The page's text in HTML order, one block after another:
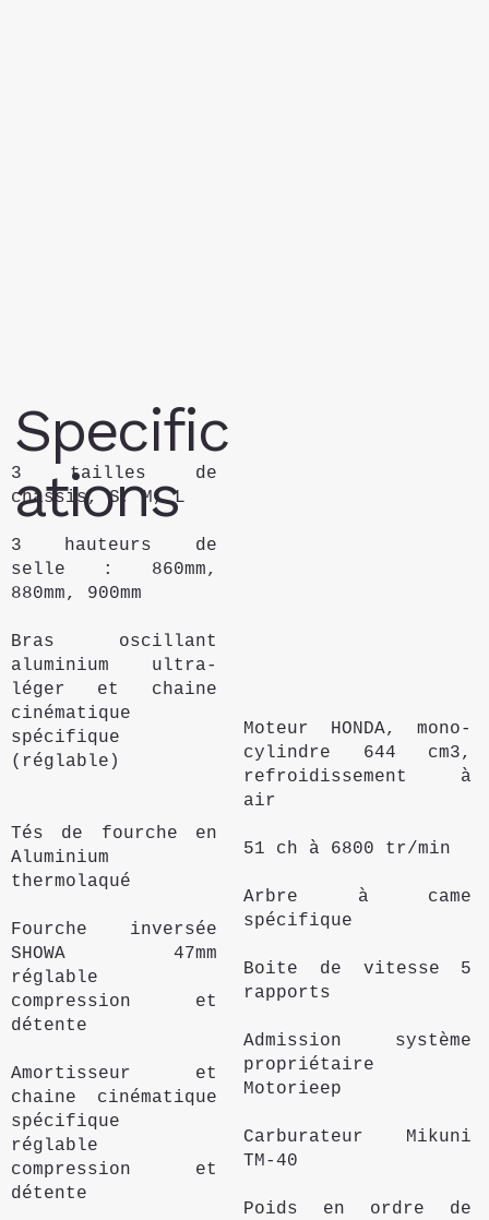
Moteur HONDA, mono-
cylindre 644 cm3,
refroidissement à
air
51 ch à 6800 tr/min
Arbre à came
spécifique
Boite de vitesse 5
rapports
Admission système
propriétaire
Motorieep
Carburateur Mikuni
TM-40
Poids en ordre de
3 tailles de
chassis, S, M, L
3 hauteurs de
selle : 860mm,
880mm, 900mm
Bras oscillant
aluminium ultra-
léger et chaine
cinématique
spécifique
(réglable)
Tés de fourche en
Aluminium
thermolaqué
Fourche inversée
SHOWA 47mm
réglable
compression et
détente
Amortisseur et
chaine cinématique
spécifique
réglable
compression et
détente
Specific
ations